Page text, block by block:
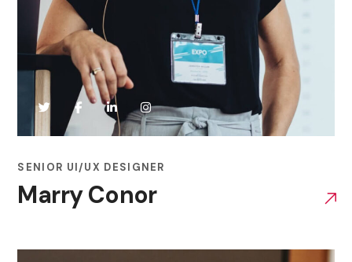
SENIOR UI/UX DESIGNER
Marry Conor